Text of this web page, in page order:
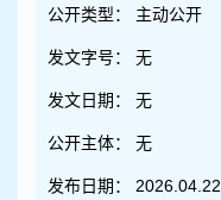
公开类型： 主动公开
发文字号： 无
发文日期： 无
公开主体： 无
发布日期： 2026.04.22